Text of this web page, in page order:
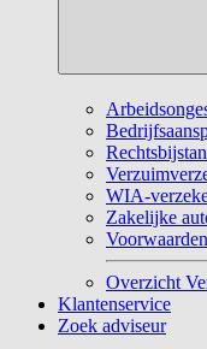
WIA-
Zakelijke
Voorwaarden
Overzicht
Klantenservice
Zoek adviseur